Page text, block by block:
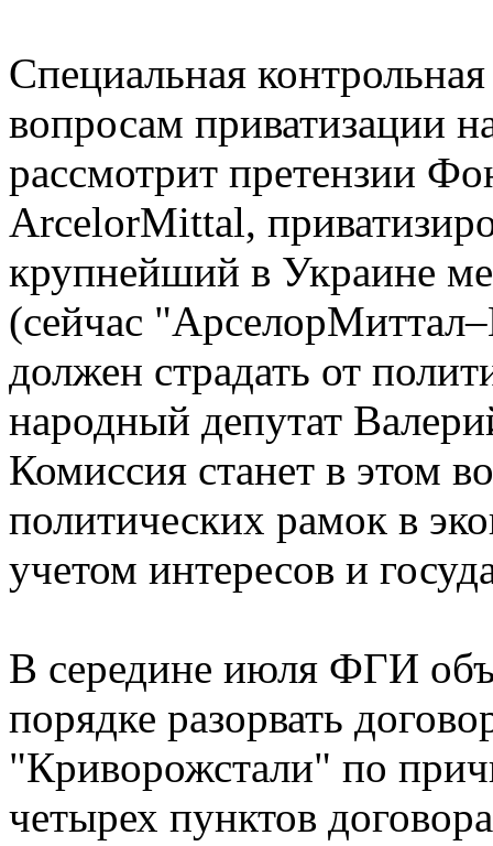
Специальная
вопросам приватизации
рассмотрит претензии
ArcelorMittal,
крупнейший в Украине
(сейчас
должен страдать от
народный депутат
Комиссия станет в этом
политических рамок в
учетом интересов и
В середине июля ФГИ
порядке разорвать
"Криворожстали" по
четырех пунктов